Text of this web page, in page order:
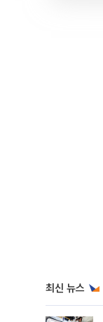
최신 뉴스